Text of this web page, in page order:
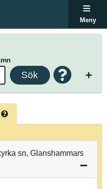
Meny
Sök
sn, Glanshammars